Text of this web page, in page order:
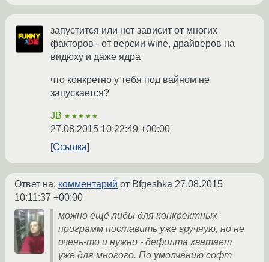
запустится или нет зависит от многих
факторов - от версии wine, драйверов на
видюху и даже ядра
что конкретно у тебя под вайном не
запускается?
JB ★★★★★
27.08.2015 10:22:49 +00:00
Ссылка
Ответ на: комментарий от Bfgeshka 27.08.2015
10:11:37 +00:00
можно ещё либы для конкректных
программ поставить уже вручную, но не
очень-то и нужно - дефолта хватает
уже для многого. По умолчанию софт